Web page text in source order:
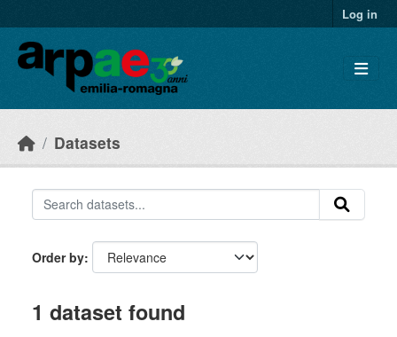
Log in
Datasets
Order by
1 dataset found